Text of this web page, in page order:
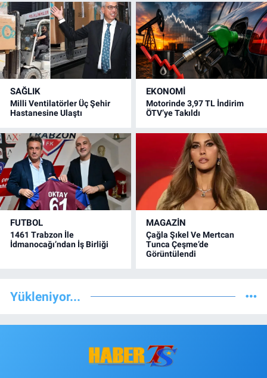
SAĞLIK
Milli Ventilatörler Üç Şehir
Hastanesine Ulaştı
EKONOMİ
Motorinde 3,97 TL İndirim
ÖTV’ye Takıldı
FUTBOL
1461 Trabzon İle
İdmanocağı’ndan İş Birliği
MAGAZİN
Çağla Şıkel Ve Mertcan
Tunca Çeşme’de
Görüntülendi
Yükleniyor...